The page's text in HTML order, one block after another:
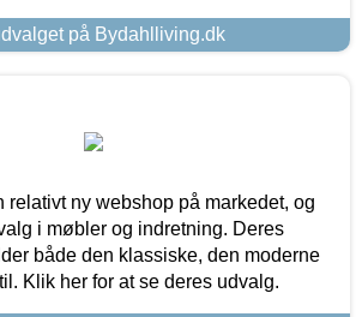
på Bydahlliving.dk
relativt ny webshop på markedet, og
i møbler og indretning. Deres
både den klassiske, den moderne
Klik her for at se deres udvalg.